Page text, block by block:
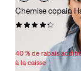
Chemise copain
(148)
Price
is
Original
Price
was
79,95 $
40 % de rabais
à la caisse